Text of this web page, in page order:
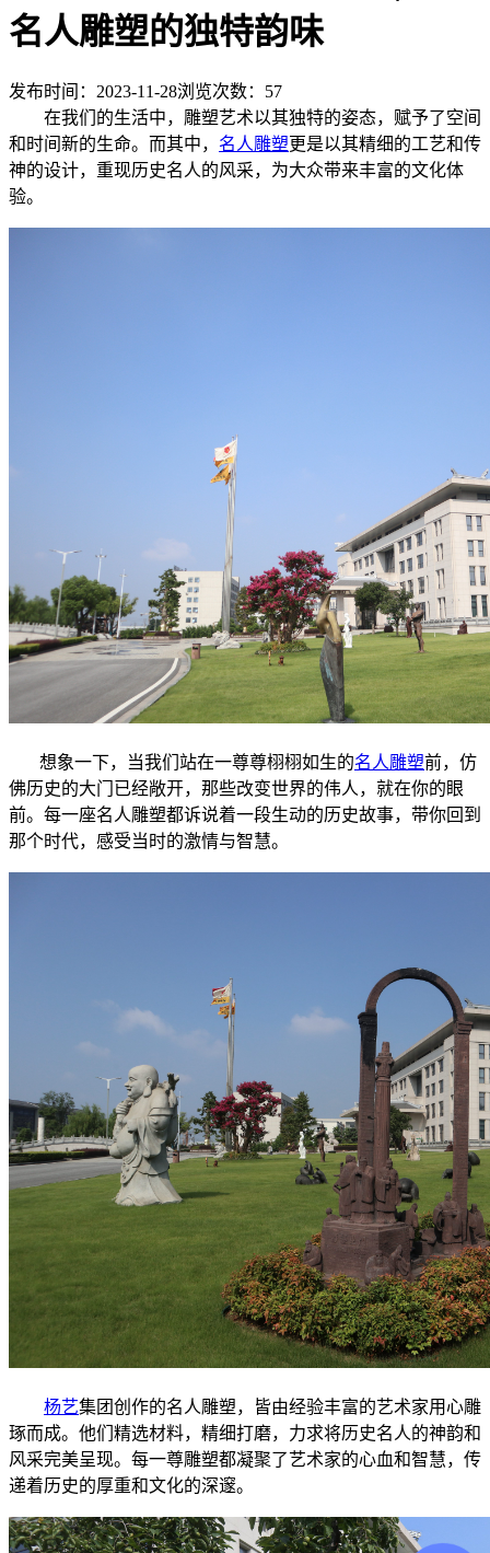
名人雕塑的独特韵味
发布时间：2023-11-28浏览次数： 57
在我们的生活中，雕塑艺术以其独特的姿态，赋予了空间
和时间新的生命。而其中， 名人雕塑更是以其精细的工艺和传
神的设计，重现历史名人的风采，为大众带来丰富的文化体
验。
想象一下，当我们站在一尊尊栩栩如生的名人雕塑前，仿
佛历史的大门已经敞开，那些改变世界的伟人，就在你的眼
前。每一座名人雕塑都诉说着一段生动的历史故事，带你回到
那个时代，感受当时的激情与智慧。
杨艺集团创作的名人雕塑，皆由经验丰富的艺术家用心雕
琢而成。他们精选材料，精细打磨，力求将历史名人的神韵和
风采完美呈现。每一尊雕塑都凝聚了艺术家的心血和智慧，传
递着历史的厚重和文化的深邃。